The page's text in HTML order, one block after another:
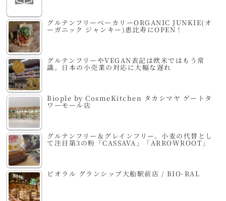
グルテンフリーベーカリーORGANIC JUNKIE(オ
ーガニック ジャンキー)恵比寿にOPEN！
グルテンフリーやVEGAN表記は欧米ではもう常
識。日本の小売業の対応に大幅な遅れ
Biople by CosmeKitchen タカシマヤ ゲートタ
ワーモール店
グルテンフリー＆グレインフリー。小麦の代替とし
て注目第3の粉「CASSAVA」「ARROWROOT」
ビオラル グランシップ大船駅前店 / BIO-RAL